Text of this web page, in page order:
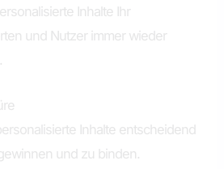
Inhalte Ihr
und Nutzer immer wieder
Inhalte entscheidend
und zu binden.